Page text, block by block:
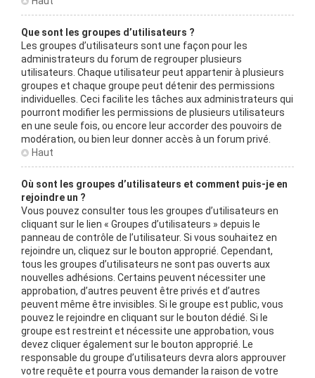
Que sont les groupes d’utilisateurs ?
Les groupes d’utilisateurs sont une façon pour les
administrateurs du forum de regrouper plusieurs
utilisateurs. Chaque utilisateur peut appartenir à plusieurs
groupes et chaque groupe peut détenir des permissions
individuelles. Ceci facilite les tâches aux administrateurs qui
pourront modifier les permissions de plusieurs utilisateurs
en une seule fois, ou encore leur accorder des pouvoirs de
modération, ou bien leur donner accès à un forum privé.
Haut
Où sont les groupes d’utilisateurs et comment puis-je en
rejoindre un ?
Vous pouvez consulter tous les groupes d’utilisateurs en
cliquant sur le lien « Groupes d’utilisateurs » depuis le
panneau de contrôle de l’utilisateur. Si vous souhaitez en
rejoindre un, cliquez sur le bouton approprié. Cependant,
tous les groupes d’utilisateurs ne sont pas ouverts aux
nouvelles adhésions. Certains peuvent nécessiter une
approbation, d’autres peuvent être privés et d’autres
peuvent même être invisibles. Si le groupe est public, vous
pouvez le rejoindre en cliquant sur le bouton dédié. Si le
groupe est restreint et nécessite une approbation, vous
devez cliquer également sur le bouton approprié. Le
responsable du groupe d’utilisateurs devra alors approuver
votre requête et pourra vous demander la raison de votre